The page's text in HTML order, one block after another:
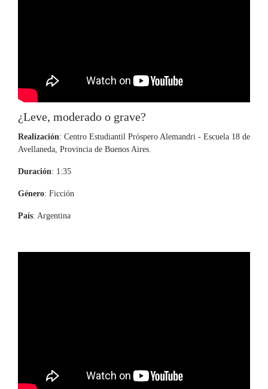
¿Leve, moderado o grave?
Realización: Centro Estudiantil Próspero Alemandri - Escuela 18 de
Avellaneda, Provincia de Buenos Aires.
Duración: 1:35
Género: Ficción
País: Argentina